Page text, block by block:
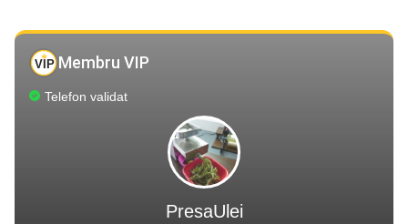
Membru VIP
Telefon validat
PresaUlei